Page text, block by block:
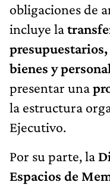
obligaciones de
incluye la
bienes y
presentar una
la estructura
Ejecutivo.
Por su parte, la
Espacios de